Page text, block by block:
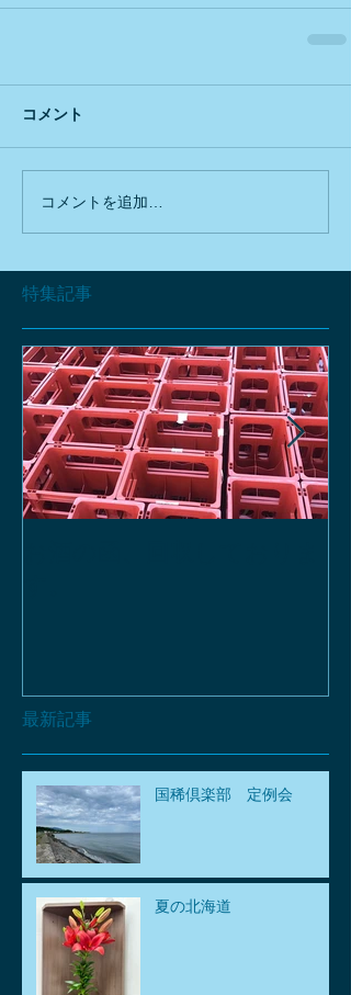
最新記事
特集記事
コメント
コメントを追加…
国稀倶楽部 定例会
夏の北海道